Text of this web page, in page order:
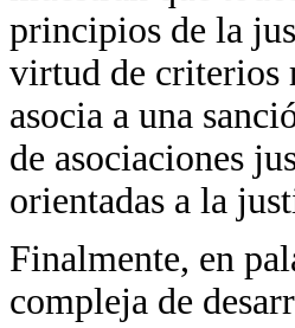
principios de la
virtud de criterios
asocia a una
de asociaciones
orientadas a la
Finalmente, en
compleja de